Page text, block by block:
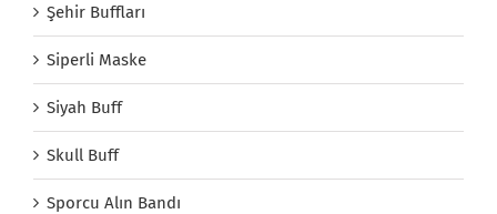
Şehir Buffları
Siperli Maske
Siyah Buff
Skull Buff
Sporcu Alın Bandı